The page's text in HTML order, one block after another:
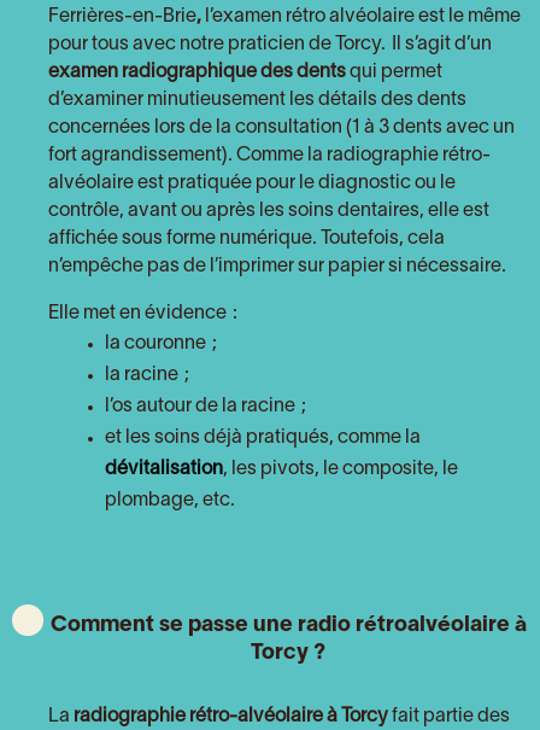
Ferrières-en-Brie, l’examen rétro alvéolaire est le même
pour tous avec notre praticien de Torcy.
Il s’agit d’un
examen radiographique des dents qui permet
d’examiner minutieusement les détails des dents
concernées lors de la consultation (1 à 3 dents avec un
fort agrandissement). Comme la radiographie rétro-
alvéolaire est pratiquée pour le diagnostic ou le
contrôle, avant ou après les soins dentaires, elle est
affichée sous forme numérique. Toutefois, cela
n’empêche pas de l’imprimer sur papier si nécessaire.
Elle met en évidence :
la couronne ;
la racine ;
l’os autour de la racine ;
et les soins déjà pratiqués, comme la
dévitalisation, les pivots, le composite, le
plombage, etc.
Comment se passe une radio rétroalvéolaire à
Torcy ?
La radiographie rétro-alvéolaire à Torcy fait partie des